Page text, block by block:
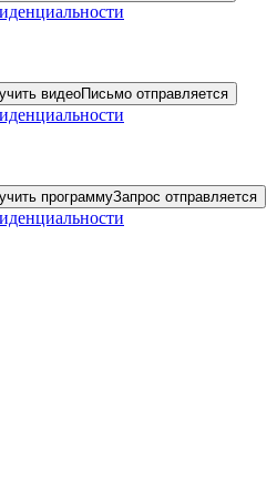
видеоПисьмо отправляется
программуЗапрос отправляется